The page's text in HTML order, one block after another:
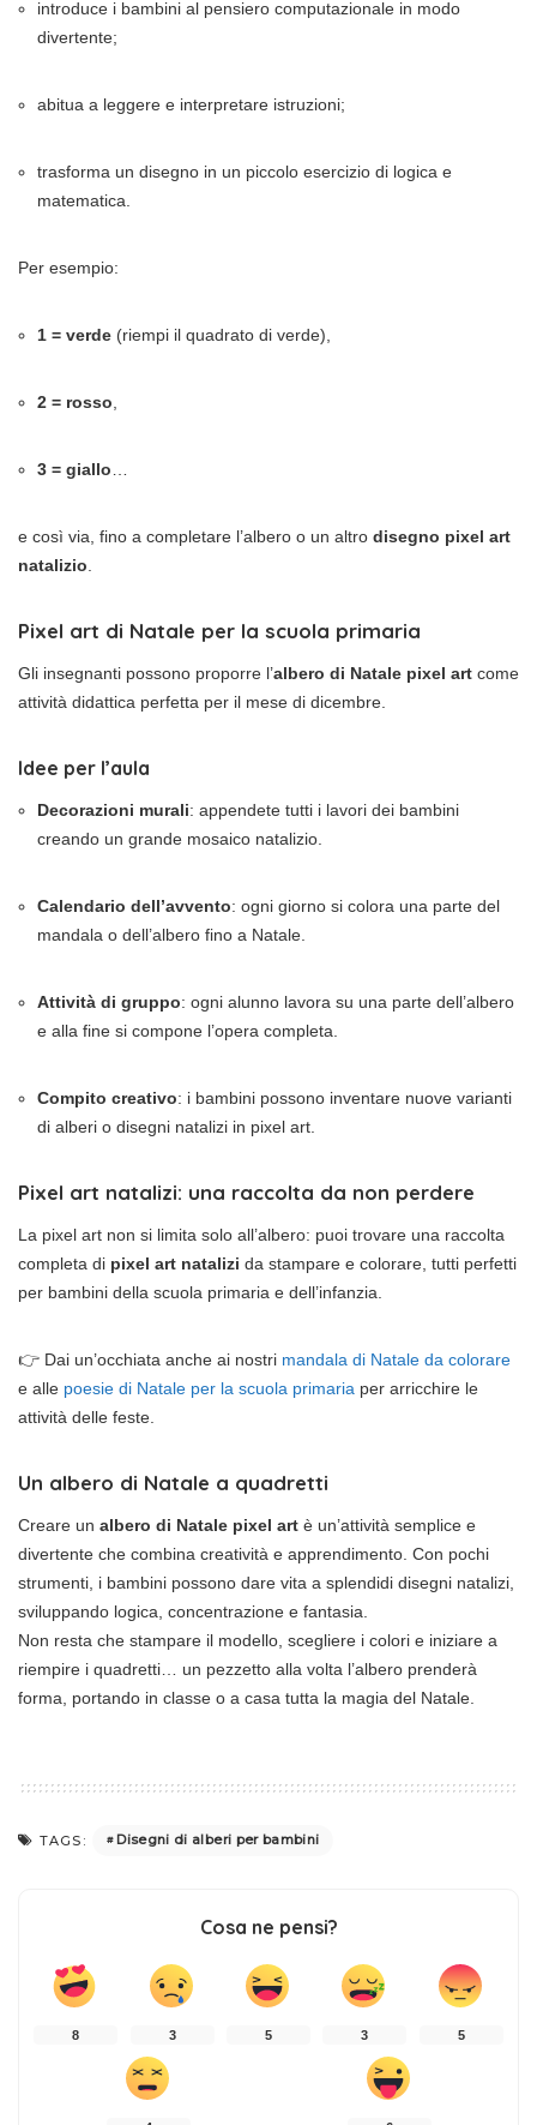
introduce i bambini al pensiero computazionale in modo
divertente;
abitua a leggere e interpretare istruzioni;
trasforma un disegno in un piccolo esercizio di logica e
matematica.
Per esempio:
1 = verde (riempi il quadrato di verde),
2 = rosso
3 = giallo
e così via, fino a completare l’albero o un altro disegno pixel art
natalizio
Pixel art di Natale per la scuola primaria
Gli insegnanti possono proporre l’albero di Natale pixel art come
attività didattica perfetta per il mese di dicembre.
Idee per l’aula
Decorazioni murali: appendete tutti i lavori dei bambini
creando un grande mosaico natalizio.
Calendario dell’avvento: ogni giorno si colora una parte del
mandala o dell’albero fino a Natale.
Attività di gruppo: ogni alunno lavora su una parte dell’albero
e alla fine si compone l’opera completa.
Compito creativo: i bambini possono inventare nuove varianti
di alberi o disegni natalizi in pixel art.
Pixel art natalizi: una raccolta da non perdere
La pixel art non si limita solo all’albero: puoi trovare una raccolta
completa di pixel art natalizi da stampare e colorare, tutti perfetti
per bambini della scuola primaria e dell’infanzia.
👉 Dai un’occhiata anche ai nostri mandala di Natale da colorare
e alle poesie di Natale per la scuola primaria per arricchire le
attività delle feste.
Un albero di Natale a quadretti
Creare un albero di Natale pixel art è un’attività semplice e
divertente che combina creatività e apprendimento. Con pochi
strumenti, i bambini possono dare vita a splendidi disegni natalizi,
sviluppando logica, concentrazione e fantasia.
Non resta che stampare il modello, scegliere i colori e iniziare a
riempire i quadretti… un pezzetto alla volta l’albero prenderà
forma, portando in classe o a casa tutta la magia del Natale.
TAGS: Disegni di alberi per bambini
Cosa ne pensi?
8 3 5 3 5